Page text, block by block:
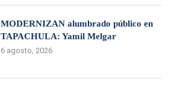
MODERNIZAN alumbrado público en
TAPACHULA: Yamil Melgar
6 agosto, 2026